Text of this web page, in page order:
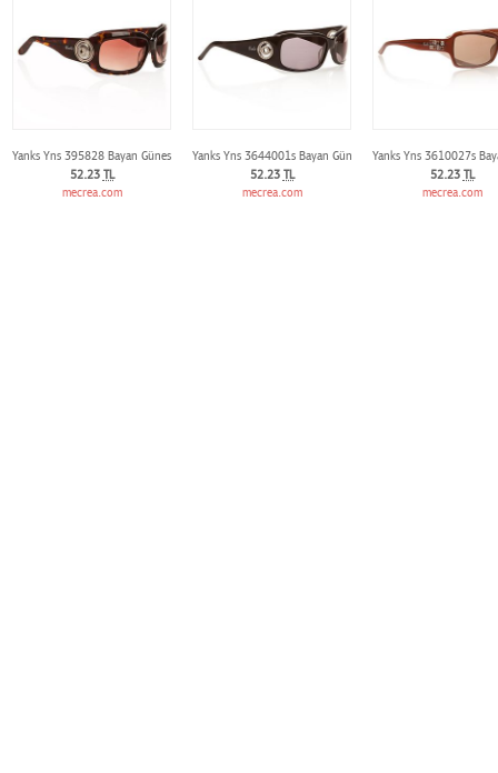
Yanks Yns 395828 Bayan Günes Gözlügü
52.23 TL
mecrea.com
Yanks Yns 3644001s Bayan Günes Gözlügü
52.23 TL
mecrea.com
Yanks Yns 3610027s
52.23 TL
mecrea.com